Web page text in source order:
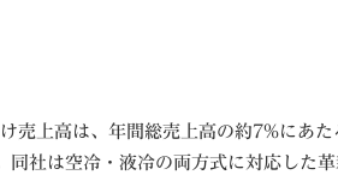
売上高は、年間総売上高の約7%にあた
同社は空冷・液冷の両方式に対応した